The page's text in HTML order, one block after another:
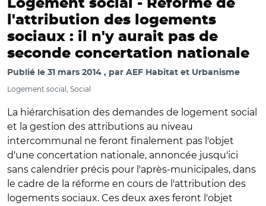
Logement social - Réforme de
l'attribution des logements
sociaux : il n'y aurait pas de
seconde concertation nationale
Publié le 31 mars 2014 par AEF Habitat et Urbanisme
Logement social, Social
La hiérarchisation des demandes de logement social
et la gestion des attributions au niveau
intercommunal ne feront finalement pas l'objet
d'une concertation nationale, annoncée jusqu'ici
sans calendrier précis pour l'après-municipales, dans
le cadre de la réforme en cours de l'attribution des
logements sociaux. Ces deux axes feront l'objet